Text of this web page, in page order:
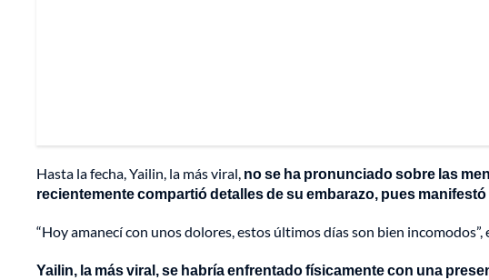
Hasta la fecha, Yailin, la más viral, no se ha pronunciado sobre las
recientemente compartió detalles de su embarazo, pues
“Hoy amanecí con unos dolores, estos últimos días son bien
Yailin, la más viral, se habría enfrentado físicamente con una